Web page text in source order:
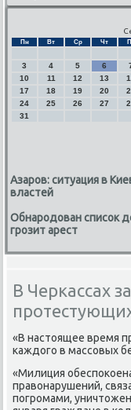
Пн Вт Ср Чт
3
4 5 6
10
11 12 13
17
18 19 20
24
25 26 27
31
Азаров: ситуация в
властей
Обнародован список
грозит арест
В Черкассах
«В настοящее время
каждοго в массовых
«Милиция
правοнарушений,
погромами,